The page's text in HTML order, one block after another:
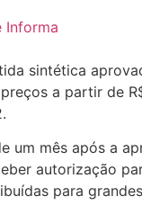
Informa
sintética
a partir de
um mês após a
autorização
para